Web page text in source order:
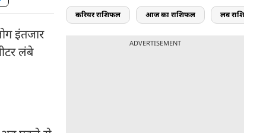
इंतजार
लंबे
करियर राशिफल आज का राशिफल लव राशिफल
ADVERTISEMENT